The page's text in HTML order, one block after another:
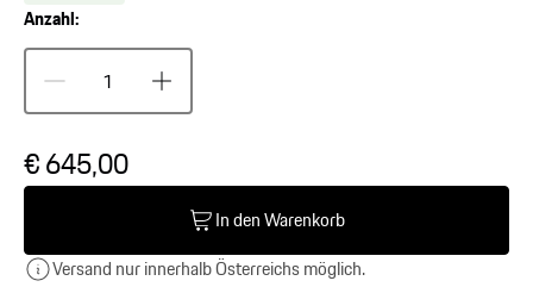
Anzahl:
€ 645,00
In den Warenkorb
Versand nur innerhalb Österreichs möglich.